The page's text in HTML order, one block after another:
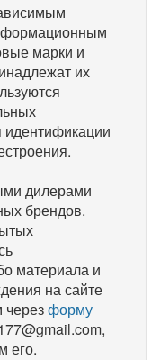
марки и
их
дилерами
брендов.
материала и
на сайте
форму
его.